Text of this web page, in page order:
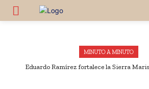
MINUTO A MINUTO
Eduardo Ramírez fortalece la Sierra